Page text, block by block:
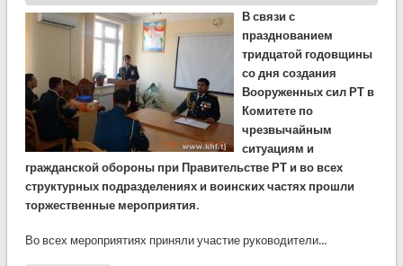
В связи с
празднованием
тридцатой годовщины
со дня создания
Вооруженных сил РТ в
Комитете по
чрезвычайным
ситуациям и
гражданской обороны при Правительстве РТ и во всех
структурных подразделениях и воинских частях прошли
торжественные мероприятия.
Во всех мероприятиях приняли участие руководители...